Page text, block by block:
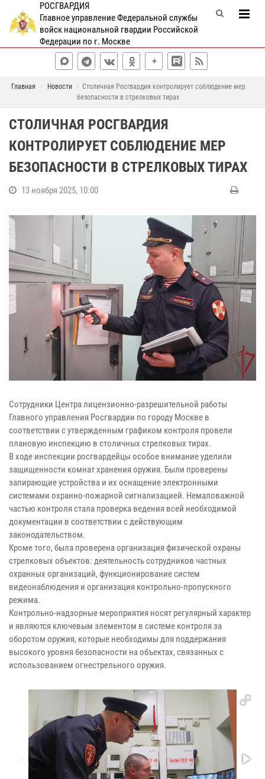
РОСГВАРДИЯ
Главное управление Федеральной службы
войск национальной гвардии Российской
Федерации по г. Москве
Главная Новости
Столичная Росгвардия контролирует соблюдение мер
безопасности в стрелковых тирах
СТОЛИЧНАЯ РОСГВАРДИЯ
КОНТРОЛИРУЕТ СОБЛЮДЕНИЕ МЕР
БЕЗОПАСНОСТИ В СТРЕЛКОВЫХ ТИРАХ
13 ноября 2025, 10:00
Сотрудники Центра лицензионно-разрешительной работы
Главного управления Росгвардии по городу Москве в
соответствии с утвержденным графиком контроля провели
плановую инспекцию в столичных стрелковых тирах.
В ходе инспекции росгвардейцы особое внимание уделили
защищенности комнат хранения оружия. Были проверены
запирающие устройства и их оснащение электронными
системами охранно-пожарной сигнализацией. Немаловажной
частью контроля стала проверка ведения всей необходимой
документации в соответствии с действующим
законодательством.
Кроме того, была проверена организация физической охраны
стрелковых объектов: деятельность сотрудников частных
охранных организаций, функционирование систем
видеонаблюдения и организация контрольно-пропускного
режима.
Контрольно-надзорные мероприятия носят регулярный характер
и являются ключевым элементом в системе контроля за
оборотом оружия, которые необходимы для поддержания
высокого уровня безопасности на объектах, связанных с
использованием огнестрельного оружия.